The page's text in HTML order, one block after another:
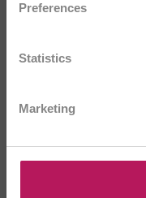
Preferences
Statistics
Marketing